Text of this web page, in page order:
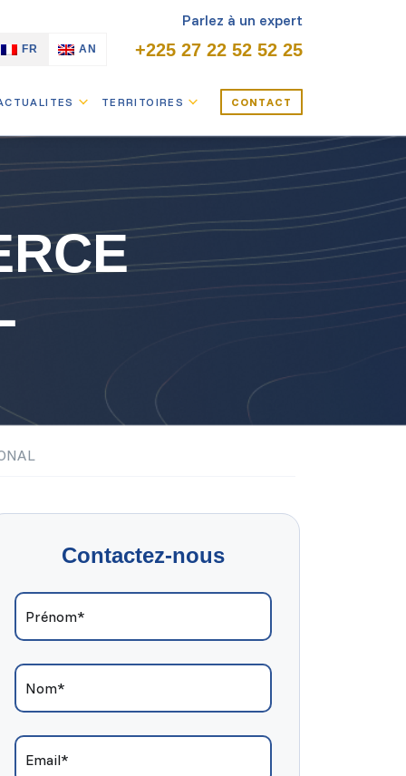
Parlez à un expert
FR AN +225 27 22 52 52 25
TERRITOIRES CONTACT
Contactez-nous